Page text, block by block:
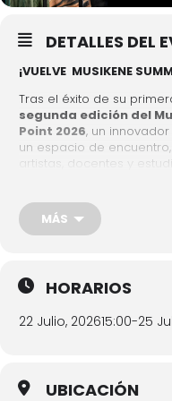
DETALLES DEL
¡VUELVE MUSIKENE
Tras el éxito de su
segunda edición del
Point 2026, un
un espacio de
artistas, docentes y
festivales de jazz más
teórica y práctica para
DIRIGIDO A:
Estudiantes de
A partir de 16 años
MÁS
HORARIOS
22 Julio, 202615:00-25
UBICACIÓN